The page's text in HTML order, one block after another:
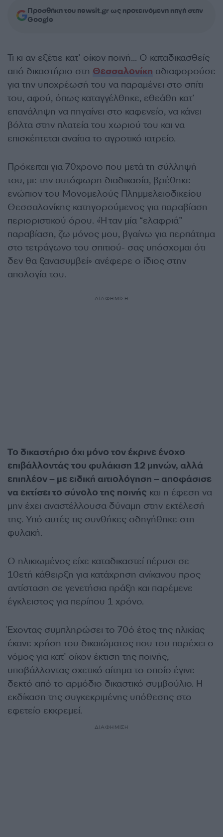
Προσθήκη του newsit.gr ως προτεινόμενη πηγή στην
Google
Τι κι αν εξέτιε κατ’ οίκον ποινή… Ο καταδικασθείς
από δικαστήριο στη Θεσσαλονίκη αδιαφορούσε
για την υποχρέωσή του να παραμένει στο σπίτι
του, αφού, όπως καταγγέλθηκε, εθεάθη κατ’
επανάληψη να πηγαίνει στο καφενείο, να κάνει
βόλτα στην πλατεία του χωριού του και να
επισκέπτεται αναίτια το αγροτικό ιατρείο.
Πρόκειται για 70χρονο που μετά τη σύλληψή
του, με την αυτόφωρη διαδικασία, βρέθηκε
ενώπιον του Μονομελούς Πλημμελειοδικείου
Θεσσαλονίκης κατηγορούμενος για παραβίαση
περιοριστικού όρου. «Ήταν μία “ελαφριά”
παραβίαση, ζω μόνος μου, βγαίνω για περπάτημα
στο τετράγωνο του σπιτιού- σας υπόσχομαι ότι
δεν θα ξανασυμβεί» ανέφερε ο ίδιος στην
απολογία του.
ΔΙΑΦΗΜΙΣΗ
Το δικαστήριο όχι μόνο τον έκρινε ένοχο
επιβάλλοντάς του φυλάκιση 12 μηνών, αλλά
επιπλέον – με ειδική αιτιολόγηση – αποφάσισε
να εκτίσει το σύνολο της ποινής και η έφεση να
μην έχει αναστέλλουσα δύναμη στην εκτέλεσή
της. Υπό αυτές τις συνθήκες οδηγήθηκε στη
φυλακή.
Ο ηλικιωμένος είχε καταδικαστεί πέρυσι σε
10ετή κάθειρξη για κατάχρηση ανίκανου προς
αντίσταση σε γενετήσια πράξη και παρέμενε
έγκλειστος για περίπου 1 χρόνο.
Έχοντας συμπληρώσει το 70ό έτος της ηλικίας
έκανε χρήση του δικαιώματος που του παρέχει ο
νόμος για κατ’ οίκον έκτιση της ποινής,
υποβάλλοντας σχετικό αίτημα το οποίο έγινε
δεκτό από το αρμόδιο δικαστικό συμβούλιο. Η
εκδίκαση της συγκεκριμένης υπόθεσης στο
εφετείο εκκρεμεί.
ΔΙΑΦΗΜΙΣΗ